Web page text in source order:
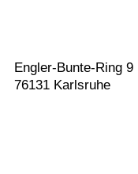
Engler-Bunte-Ring 9
76131 Karlsruhe